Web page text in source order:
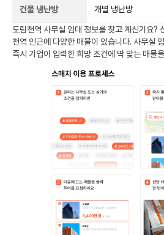
건물 냉난방 개별 냉난방
도림천역 사무실 임대 정보를 찾고 계신가요?
천역 인근에 다양한 매물이 있습니다. 사무실
즉시 기업이 입력한 희망 조건에 딱 맞는 매물